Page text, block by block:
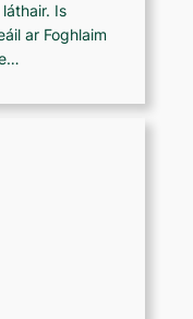
Is
ar Foghlaim